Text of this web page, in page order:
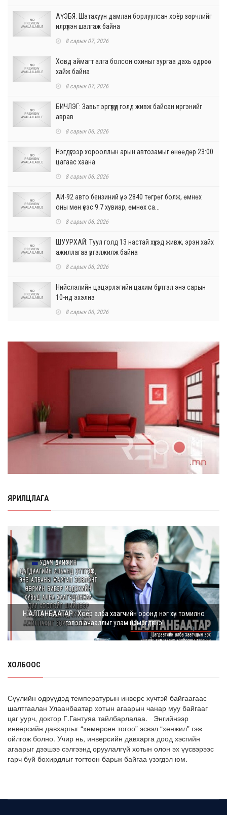
АҮЭБЯ: Шатахуун дамлан борлуулсан хоёр зөрчлийг
илрүүлэн шалгаж байна
8 сарын 07, 2026
Ховд аймагт алга болсон охиныг зургаа дахь өдрөө
хайж байна
8 сарын 07, 2026
БИЧЛЭГ: Завьт эргүүлүүд голд живж байсан иргэнийг
аврав
8 сарын 06, 2026
Нэгдүгээр хорооллын арын автозамыг өнөөдөр 23:00
цагаас хаана
8 сарын 06, 2026
АИ-92 авто бензиний үнэ 2840 төгрөг болж, өмнөх
оны мөн үеэс 9.7 хувиар, өмнөх са...
8 сарын 06, 2026
ШУУРХАЙ: Туул голд 13 настай хүүхэд живж, эрэн хайх
ажиллагаа үргэлжилж байна
8 сарын 06, 2026
Нийслэлийн цэцэрлэгийн цахим бүртгэл энэ сарын
10-нд эхэлнэ
8 сарын 06, 2026
барилгын ажлын нийт гүйцэтгэл 74.5 хув...
Нэгдүгээр ангид элсэгчдийн бүртгэлийг энэ сарын 17-
ноос E-Mongolia системээр зохи...
Өчигдөр согтуугаар тээврийн хэрэгсэл жолоодсон
95 хэрэг бүртгэгджээ
Хүүхдийн мөнгө, халамж, тэтгэмжийг энэ сарын 20-нд
НӨАТ-ын буцаан олголтыг 8 хувь болгох өргөдөлд 14
Г.Дамдинням: Шатахууны үнэ дээр тохиролцох
боломжгүй. Одоогоор олдож байгаа газра...
8 сарын 05, 2026
Э.Батшугар: Монгол Улс нэг эх үүсвэрээс буюу өндөр
чанартай эмийг, хямд үнээр худ...
8 сарын 05, 2026
НӨӨЦТЭЙ БАЙНА
8 сарын 05, 2026
Тэгш, сондгойгоор зааглан шатахуун олгосноор
өдрийн ачаалал ХОЁР ДАХИН БУУРСАН
8 сарын 05, 2026
ЯРИЛЦЛАГА
Н.АЛТАНБААТАР : Хоёр алба хаагчийн оронд нэг хүн томилно
гэвэл ачааллыг улам нэмэгдүүлнэ
ХОЛБООС
Сүүлийн өдрүүдэд температурын инверс хүчтэй байгаагаас
шалтгаалан Улаанбаатар хотын агаарын чанар муу байгааг
цаг уурч, доктор Г.Гантуяа тайлбарлалаа. Энгийнээр
инверсийн давхаргыг “хөмөрсөн тогоо” эсвэл “хөнжил" гэж
ойлгож болно. Учир нь, инверсийн давхарга доод хэсгийн
агаарыг дээшээ сэлгээнд оруулалгүй хотын олон эх үүсвэрээс
гарч буй бохирдлыг тогтоон барьж байгаа үзэгдэл юм.